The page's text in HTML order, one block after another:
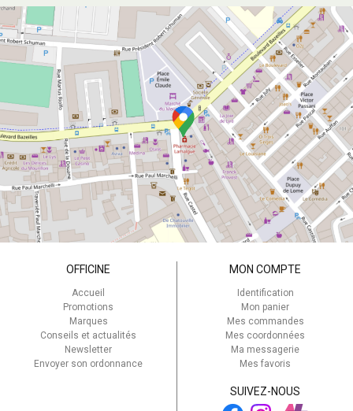
OFFICINE
Accueil
Promotions
Marques
Conseils et actualités
Newsletter
Envoyer son ordonnance
MON COMPTE
Identification
Mon panier
Mes commandes
Mes coordonnées
Ma messagerie
Mes favoris
SUIVEZ-NOUS